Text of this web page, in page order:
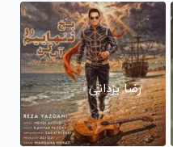
رضا یزدانی